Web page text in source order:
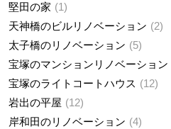
堅田の家
1
天神橋のビルリノベーション
2
太子橋のリノベーション
5
宝塚のマンションリノベーション
宝塚のライトコートハウス
12
岩出の平屋
12
岸和田のリノベーション
4